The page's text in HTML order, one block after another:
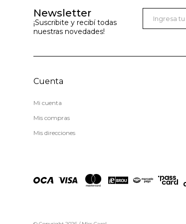
Newsletter
¡Suscribite y recibí todas
nuestras novedades!
Cuenta
Mi cuenta
Mis compras
Mis direcciones